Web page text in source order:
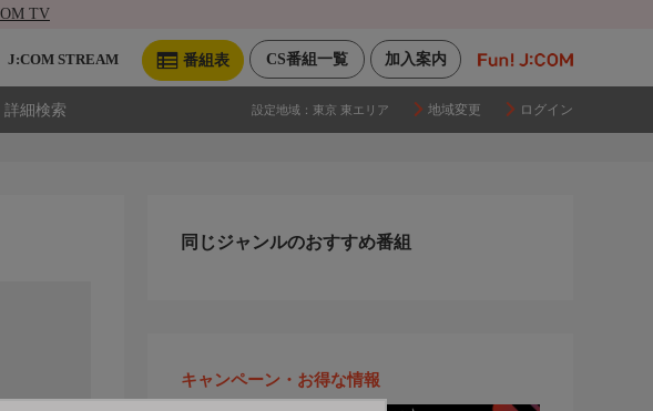
TV
加入案内
CS番組一覧
番組表
J:COM STREAM
詳細検索 設定地域： 東京 東エリア 地域変更 ログイン
同じジャンルのおすすめ番組
キャンペーン・お得な情報